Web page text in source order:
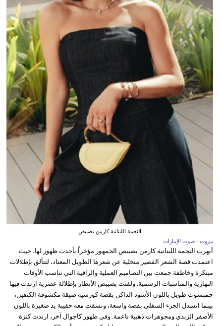
النجمة اللبنانية كارمن بصيبص
بيروت - صوت الإمارات
أبهرت النجمة اللبنانية كارمن بصيبص الجمهور مؤخراً بأحدث ظهور لها، حيث
اعتمدت قصة الشعر القصير متخلية عن شعرها الطويل المعتاد، لتتألق بإطلالات
مبتكرة وخاطفة جمعت بين التصاميم العملية والراقية التي تناسب الأوقات
النهارية والمناسبات الرسمية. ولفتت بصيبص الأنظار بإطلالة عصرية ارتدت فيها
جمبسوت طويل باللون الأسود الداكن بقصة كورسيه ضيقة مكشوفة الكتفين،
بينما انسدل الجزء السفلي بقصة واسعة، ونسقت معه حقيبة يد صغيرة باللون
الأصفر الزبدي ومجوهرات ذهبية ناعمة. وفي ظهور كاجوال آخر، ارتدت كنزة